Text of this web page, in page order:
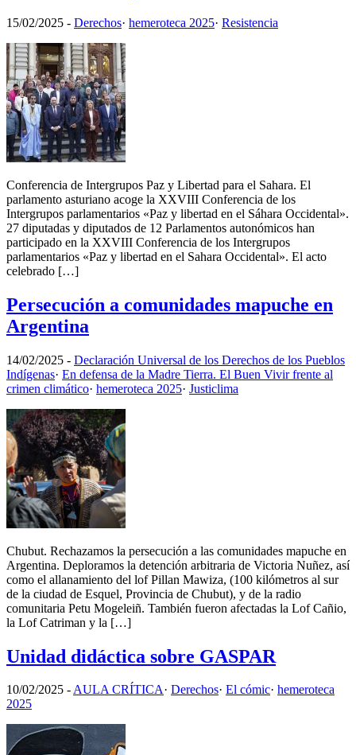
15/02/2025 - Derechos· hemeroteca 2025· Resistencia
Conferencia de Intergrupos Paz y Libertad para el Sahara. El
parlamento asturiano acoge la XXVIII Conferencia de los
Intergrupos parlamentarios «Paz y libertad en el Sáhara Occidental».
27 diputadas y diputados de 12 Parlamentos autonómicos han
participado en la XXVIII Conferencia de los Intergrupos
parlamentarios «Paz y libertad en el Sahara Occidental». El acto
celebrado […]
Persecución a comunidades mapuche en
Argentina
14/02/2025 - Declaración Universal de los Derechos de los Pueblos
Indígenas· En defensa de la Madre Tierra. El Buen Vivir frente al
crimen climático· hemeroteca 2025· Justiclima
Chubut. Rechazamos la persecución a las comunidades mapuche en
Argentina. Deploramos la detención arbitraria de Victoria Nuñez, así
como el allanamiento del lof Pillan Mawiza, (100 kilómetros al sur
de la ciudad de Esquel, Provincia de Chubut), y de la radio
comunitaria Petu Mogeleiñ. También fueron afectadas la Lof Cañio,
la Lof Catriman y la […]
Unidad didáctica sobre GASPAR
10/02/2025 -AULA CRÍTICA· Derechos· El cómic· hemeroteca
2025